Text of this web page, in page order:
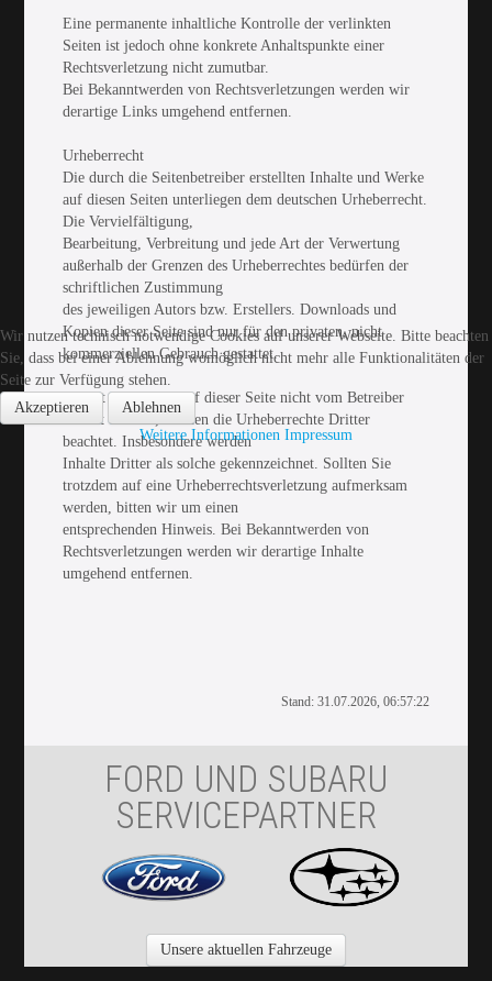
Eine permanente inhaltliche Kontrolle der verlinkten
Seiten ist jedoch ohne konkrete Anhaltspunkte einer
Rechtsverletzung nicht zumutbar.
Bei Bekanntwerden von Rechtsverletzungen werden wir
derartige Links umgehend entfernen.
Urheberrecht
Die durch die Seitenbetreiber erstellten Inhalte und Werke
auf diesen Seiten unterliegen dem deutschen Urheberrecht.
Die Vervielfältigung,
Bearbeitung, Verbreitung und jede Art der Verwertung
außerhalb der Grenzen des Urheberrechtes bedürfen der
schriftlichen Zustimmung
des jeweiligen Autors bzw. Erstellers. Downloads und
Kopien dieser Seite sind nur für den privaten, nicht
kommerziellen Gebrauch gestattet.
Soweit die Inhalte auf dieser Seite nicht vom Betreiber
erstellt wurden, werden die Urheberrechte Dritter
beachtet. Insbesondere werden
Inhalte Dritter als solche gekennzeichnet. Sollten Sie
trotzdem auf eine Urheberrechtsverletzung aufmerksam
werden, bitten wir um einen
entsprechenden Hinweis. Bei Bekanntwerden von
Rechtsverletzungen werden wir derartige Inhalte
umgehend entfernen.
Stand: 31.07.2026, 06:57:22
FORD UND SUBARU
SERVICEPARTNER
Unsere aktuellen Fahrzeuge
Wir nutzen technisch notwendige Cookies auf unserer Webseite. Bitte beachten
Sie, dass bei einer Ablehnung womöglich nicht mehr alle Funktionalitäten der
Seite zur Verfügung stehen.
Akzeptieren
Ablehnen
Weitere Informationen Impressum